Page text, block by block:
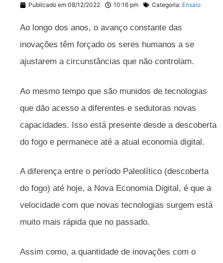
Publicado em 08/12/2022 10:16 pm Categoria: Ensaio
Ao longo dos anos, o avanço constante das
inovações têm forçado os seres humanos a se
ajustarem a circunstâncias que não controlam.
Ao mesmo tempo que são munidos de tecnologias
que dão acesso a diferentes e sedutoras novas
capacidades. Isso está presente desde a descoberta
do fogo e permanece até a atual economia digital.
A diferença entre o período Paleolítico (descoberta
do fogo) até hoje, a Nova Economia Digital, é que a
velocidade com que novas tecnologias surgem está
muito mais rápida que no passado.
Assim como, a quantidade de inovações com o